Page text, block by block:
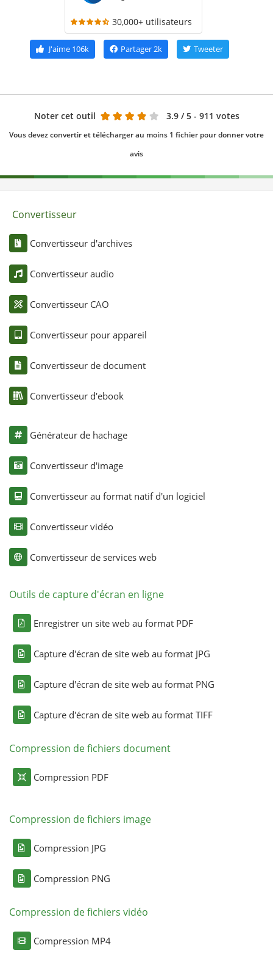
30,000+ utilisateurs
J'aime106k Partager2k Tweeter
Noter cet outil 3.9 / 5 - 911 votes
Vous devez convertir et télécharger au moins 1 fichier pour donner votre
avis
Convertisseur
Convertisseur d'archives
Convertisseur audio
Convertisseur CAO
Convertisseur pour appareil
Convertisseur de document
Convertisseur d'ebook
Générateur de hachage
Convertisseur d'image
Convertisseur au format natif d'un logiciel
Convertisseur vidéo
Convertisseur de services web
Outils de capture d'écran en ligne
Enregistrer un site web au format PDF
Capture d'écran de site web au format JPG
Capture d'écran de site web au format PNG
Capture d'écran de site web au format TIFF
Compression de fichiers document
Compression PDF
Compression de fichiers image
Compression JPG
Compression PNG
Compression de fichiers vidéo
Compression MP4